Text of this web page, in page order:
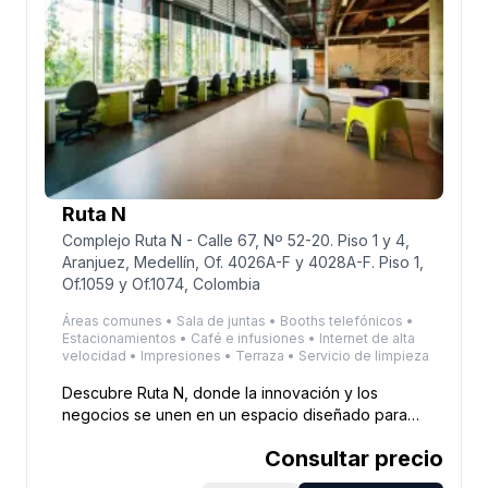
Ruta N
Complejo Ruta N - Calle 67, Nº 52-20. Piso 1 y 4,
Aranjuez, Medellín, Of. 4026A-F y 4028A-F. Piso 1,
Of.1059 y Of.1074, Colombia
Áreas comunes • Sala de juntas • Booths telefónicos •
Estacionamientos • Café e infusiones • Internet de alta
velocidad • Impresiones • Terraza • Servicio de limpieza
Descubre Ruta N, donde la innovación y los
negocios se unen en un espacio diseñado para
innovación de Medellín, esta sede ofrece acceso a
tecnología de vanguardia y una infraestructura de
Consultar precio